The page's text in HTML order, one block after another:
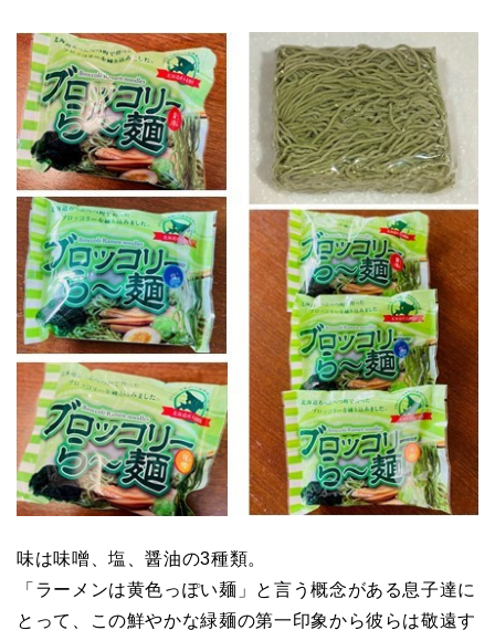
味は味噌、塩、醤油の3種類。
「ラーメンは黄色っぽい麺」と言う概念がある息子達に
とって、この鮮やかな緑麺の第一印象から彼らは敬遠す